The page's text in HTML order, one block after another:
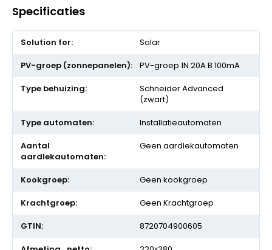
Specificaties
Meer
informatie
Solar
PV-groep 1N 20A B 100mA
Schneider Advanced
(zwart)
Installatieautomaten
Geen aardlekautomaten
Geen kookgroep
Geen Krachtgroep
8720704900605